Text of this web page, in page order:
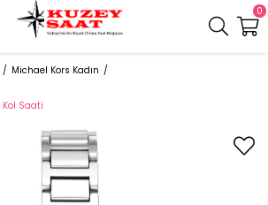
0
Michael Kors Kadın
Kol Saati